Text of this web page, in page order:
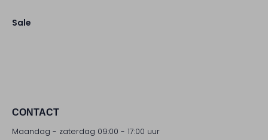
Sale
CONTACT
Maandag - zaterdag 09:00 - 17:00 uur